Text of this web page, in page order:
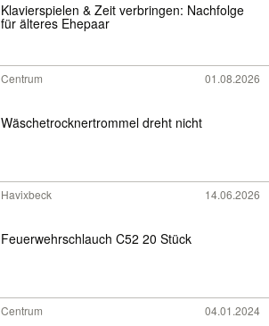
Klavierspielen & Zeit verbringen: Nachfolge
für älteres Ehepaar
Centrum 01.08.2026
Wäschetrocknertrommel dreht nicht
Havixbeck 14.06.2026
Feuerwehrschlauch C52 20 Stück
Centrum 04.01.2024